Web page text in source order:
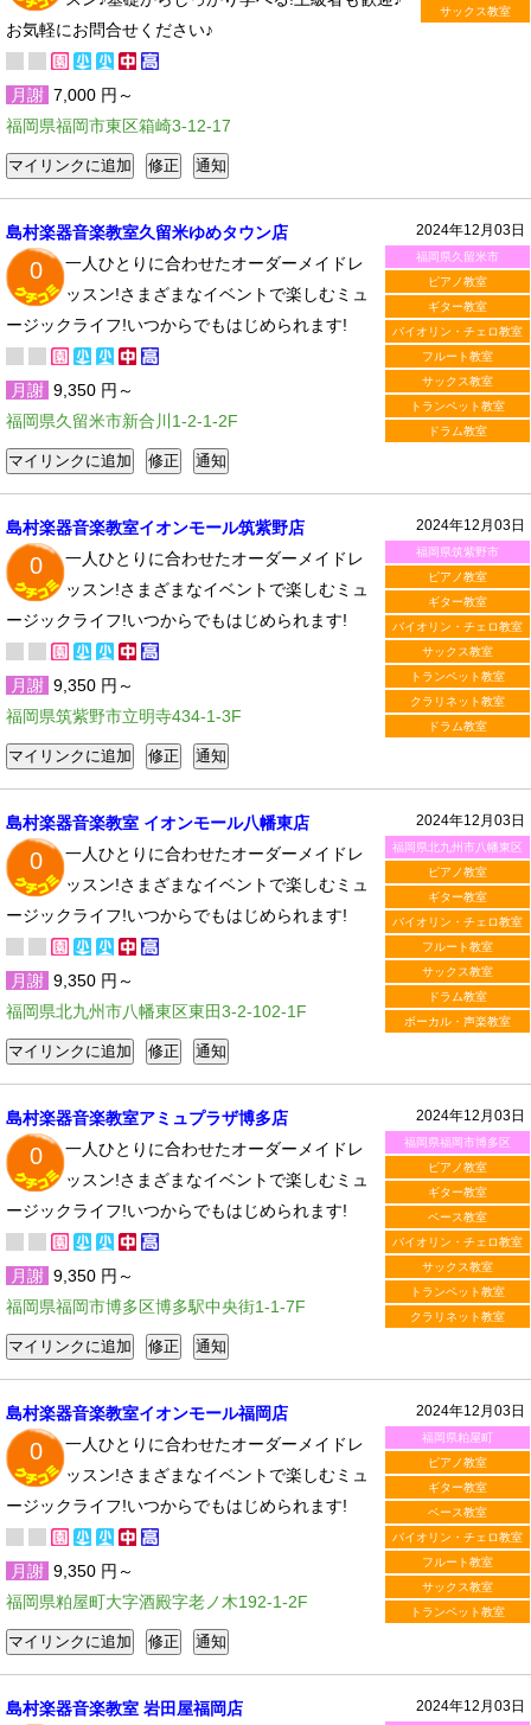
サックス教室
お気軽にお問合せください♪
月謝 7,000 円～
福岡県福岡市東区箱崎3-12-17
2024年12月03日
福岡県久留米市
ピアノ教室
ギター教室
バイオリン・チェロ教室
フルート教室
サックス教室
トランペット教室
ドラム教室
島村楽器音楽教室久留米ゆめタウン店
0
一人ひとりに合わせたオーダーメイドレ
ッスン!さまざまなイベントで楽しむミュ
ージックライフ!いつからでもはじめられます!
月謝 9,350 円～
福岡県久留米市新合川1-2-1-2F
2024年12月03日
福岡県筑紫野市
ピアノ教室
ギター教室
バイオリン・チェロ教室
サックス教室
トランペット教室
クラリネット教室
ドラム教室
島村楽器音楽教室イオンモール筑紫野店
0
一人ひとりに合わせたオーダーメイドレ
ッスン!さまざまなイベントで楽しむミュ
ージックライフ!いつからでもはじめられます!
月謝 9,350 円～
福岡県筑紫野市立明寺434-1-3F
2024年12月03日
福岡県北九州市八幡東区
ピアノ教室
ギター教室
バイオリン・チェロ教室
フルート教室
サックス教室
ドラム教室
ボーカル・声楽教室
島村楽器音楽教室 イオンモール八幡東店
0
一人ひとりに合わせたオーダーメイドレ
ッスン!さまざまなイベントで楽しむミュ
ージックライフ!いつからでもはじめられます!
月謝 9,350 円～
福岡県北九州市八幡東区東田3-2-102-1F
2024年12月03日
福岡県福岡市博多区
ピアノ教室
ギター教室
ベース教室
バイオリン・チェロ教室
サックス教室
トランペット教室
クラリネット教室
島村楽器音楽教室アミュプラザ博多店
0
一人ひとりに合わせたオーダーメイドレ
ッスン!さまざまなイベントで楽しむミュ
ージックライフ!いつからでもはじめられます!
月謝 9,350 円～
福岡県福岡市博多区博多駅中央街1-1-7F
2024年12月03日
福岡県粕屋町
ピアノ教室
ギター教室
ベース教室
バイオリン・チェロ教室
フルート教室
サックス教室
トランペット教室
島村楽器音楽教室イオンモール福岡店
0
一人ひとりに合わせたオーダーメイドレ
ッスン!さまざまなイベントで楽しむミュ
ージックライフ!いつからでもはじめられます!
月謝 9,350 円～
福岡県粕屋町大字酒殿字老ノ木192-1-2F
2024年12月03日
島村楽器音楽教室 岩田屋福岡店